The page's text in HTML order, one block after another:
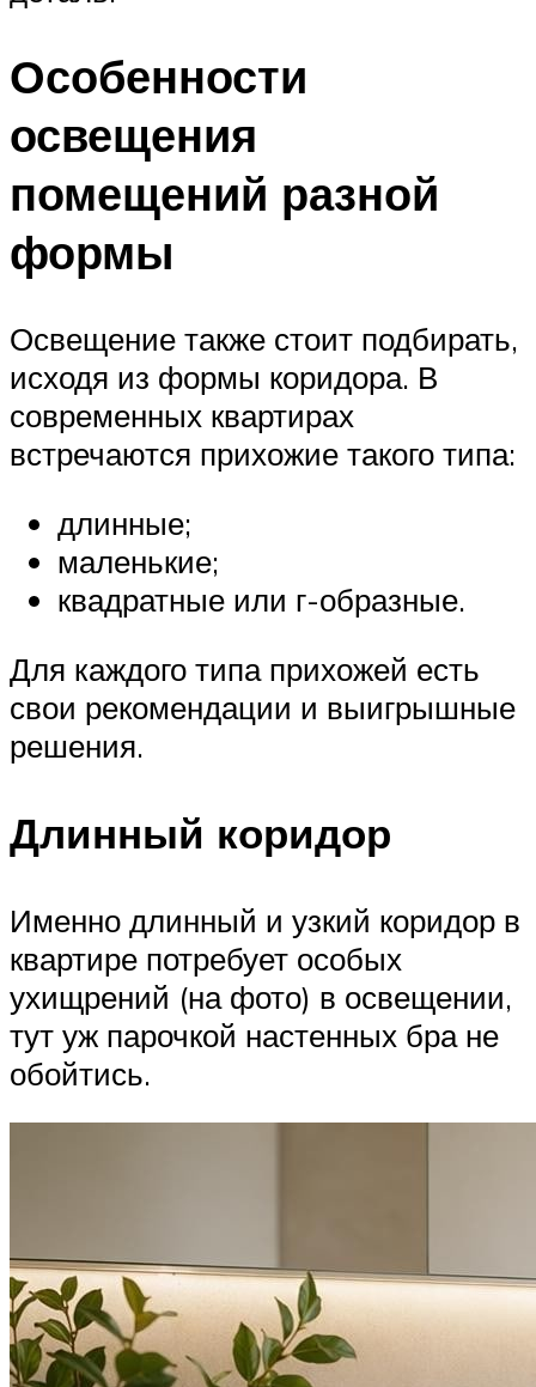
Особенности
освещения
помещений разной
формы
Освещение также стоит подбирать,
исходя из формы коридора. В
современных квартирах
встречаются прихожие такого типа:
длинные;
маленькие;
квадратные или г-образные.
Для каждого типа прихожей есть
свои рекомендации и выигрышные
решения.
Длинный коридор
Именно длинный и узкий коридор в
квартире потребует особых
ухищрений (на фото) в освещении,
тут уж парочкой настенных бра не
обойтись.